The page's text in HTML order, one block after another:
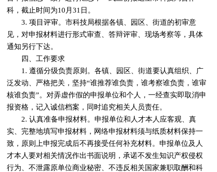
科，截止时间为10月31日。
3. 项目评审。市科技局根据各镇、园区、街道的初审意
见，对申报材料进行形式审查、答辩评审、现场考察等，具体
通知另行下达。
四、工作要求
1. 遵循分级负责原则。各镇、园区、街道要认真组织、广
泛发动、严格把关，坚持“谁推荐谁负责，谁考察谁负责，谁审
核谁负责”。对弄虚作假的申报单位和个人，一经查实即取消申
报资格，记入诚信档案，同时追究相关人员责任。
2. 认真准备申报材料。申报单位和人才本人应客观、真
实、完整地填写申报材料，网络申报材料须与纸质材料保持一
致，原则上申报完成后不再接受任何补充材料。申报单位及人
才本人要对相关情况作出书面说明，承诺不发生知识产权侵权
行为、不泄露原单位商业秘密、不违反相关国家兼职取酬和科